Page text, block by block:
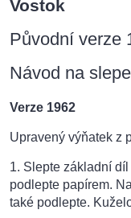
Vostok
Původní verze
Návod na
Verze 1962
Upravený výňatek z
1. Slepte základní
podlepte papírem.
také podlepte.